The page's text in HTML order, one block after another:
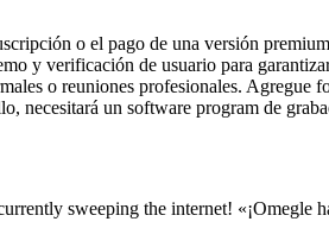
o el pago de una versión
y verificación de usuario para
o reuniones profesionales. Agregue
necesitará un software program de
sweeping the internet! «¡Omegle